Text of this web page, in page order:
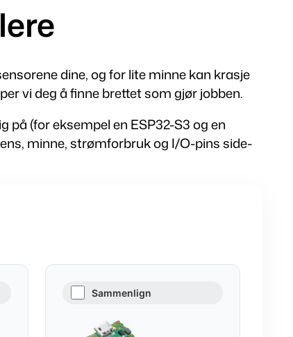
dine, og for lite minne kan krasje
vi deg å finne brettet som gjør jobben.
på (for eksempel en ESP32-S3 og en
minne, strømforbruk og I/O-pins side-
Sammenlign